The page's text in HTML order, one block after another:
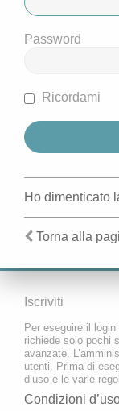
Password
Ricordami
Ho dimenticato
Torna alla
Iscriviti
Per eseguire il
richiede solo pochi
avanzate.
utenti. Prima di
d’uso e le varie
Condizioni